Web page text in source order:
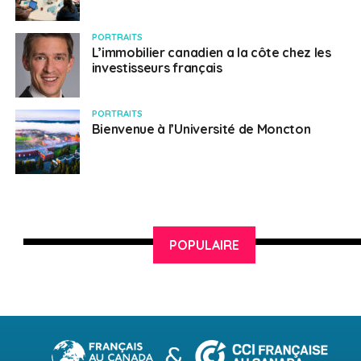
SUJETS ASSOCIÉS:
Français au Canada
PORTRAITS
L’immobilier canadien a la côte chez les
investisseurs français
PORTRAITS
Bienvenue à l’Université de Moncton
POPULAIRE